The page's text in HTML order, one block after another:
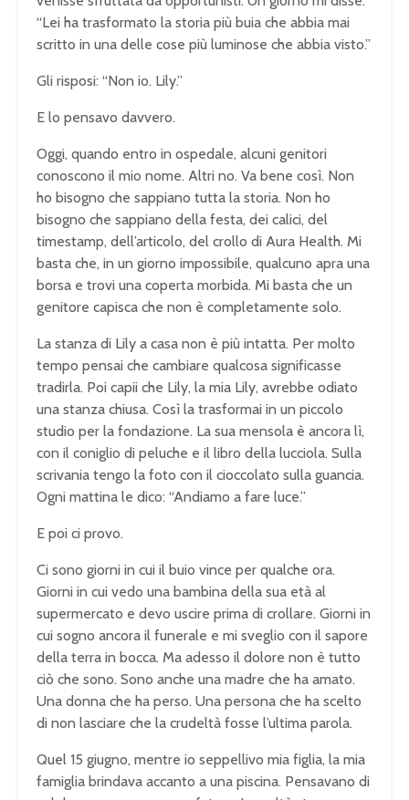
“Lei ha trasformato la storia più buia che abbia mai
scritto in una delle cose più luminose che abbia visto.”
Gli risposi: “Non io. Lily.”
E lo pensavo davvero.
Oggi, quando entro in ospedale, alcuni genitori
conoscono il mio nome. Altri no. Va bene così. Non
ho bisogno che sappiano tutta la storia. Non ho
bisogno che sappiano della festa, dei calici, del
timestamp, dell’articolo, del crollo di Aura Health. Mi
basta che, in un giorno impossibile, qualcuno apra una
borsa e trovi una coperta morbida. Mi basta che un
genitore capisca che non è completamente solo.
La stanza di Lily a casa non è più intatta. Per molto
tempo pensai che cambiare qualcosa significasse
tradirla. Poi capii che Lily, la mia Lily, avrebbe odiato
una stanza chiusa. Così la trasformai in un piccolo
studio per la fondazione. La sua mensola è ancora lì,
con il coniglio di peluche e il libro della lucciola. Sulla
scrivania tengo la foto con il cioccolato sulla guancia.
Ogni mattina le dico: “Andiamo a fare luce.”
E poi ci provo.
Ci sono giorni in cui il buio vince per qualche ora.
Giorni in cui vedo una bambina della sua età al
supermercato e devo uscire prima di crollare. Giorni in
cui sogno ancora il funerale e mi sveglio con il sapore
della terra in bocca. Ma adesso il dolore non è tutto
ciò che sono. Sono anche una madre che ha amato.
Una donna che ha perso. Una persona che ha scelto
di non lasciare che la crudeltà fosse l’ultima parola.
Quel 15 giugno, mentre io seppellivo mia figlia, la mia
famiglia brindava accanto a una piscina. Pensavano di